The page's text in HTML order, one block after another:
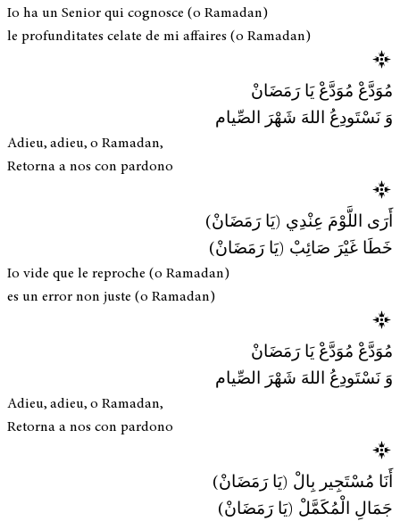
Io ha un Senior qui cognosce (o Ramadan)
le profunditates celate de mi affaires (o Ramadan)
مُوَدَّعْ مُوَدَّعْ يَا رَمَضَانْ
وَ نَسْتَودِعُ اللهَ شَهْرَ الصِّيام
Adieu, adieu, o Ramadan,
Retorna a nos con pardono
أَرَى اللَّوْمَ عِنْدِي (يَا رَمَضَانْ)
خَطَا غَيْرَ صَائِبْ (يَا رَمَضَانْ)
Io vide que le reproche (o Ramadan)
es un error non juste (o Ramadan)
مُوَدَّعْ مُوَدَّعْ يَا رَمَضَانْ
وَ نَسْتَودِعُ اللهَ شَهْرَ الصِّيام
Adieu, adieu, o Ramadan,
Retorna a nos con pardono
أَنَا مُسْتَجِير بِالْ (يَا رَمَضَانْ)
جَمَالِ الْمُكَمَّلْ (يَا رَمَضَانْ)